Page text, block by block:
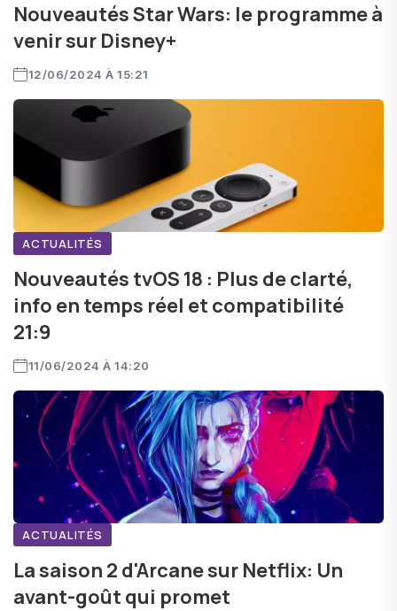
Nouveautés Star Wars: le programme à
venir sur Disney+
12/06/2024 À 15:21
ACTUALITÉS
Nouveautés tvOS 18 : Plus de clarté,
info en temps réel et compatibilité
21:9
11/06/2024 À 14:20
ACTUALITÉS
La saison 2 d'Arcane sur Netflix: Un
avant-goût qui promet